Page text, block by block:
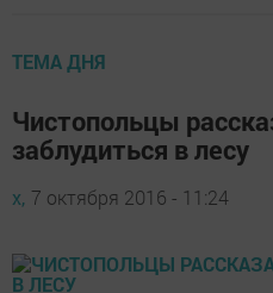
ТЕМА ДНЯ
Чистопольцы
заблудиться в лесу
х, 7 октября 2016 - 11:24